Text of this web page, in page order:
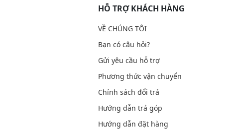
HỖ TRỢ KHÁCH HÀNG
VỀ CHÚNG TÔI
Bạn có câu hỏi?
Gửi yêu cầu hỗ trợ
Phương thức vận chuyển
Chính sách đổi trả
Hướng dẫn trả góp
Hướng dẫn đặt hàng